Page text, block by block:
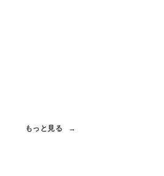
もっと見る